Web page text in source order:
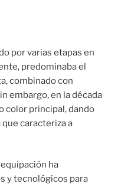
por varias etapas en
predominaba el
combinado con
embargo, en la década
color principal, dando
caracteriza a
ha
y tecnológicos para